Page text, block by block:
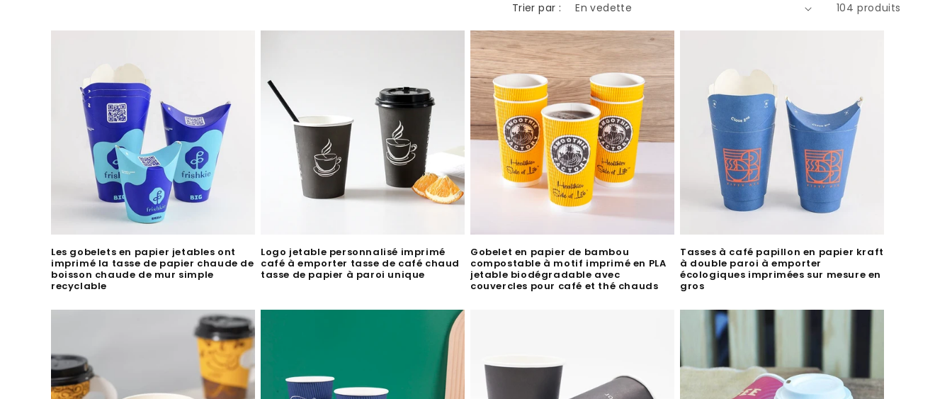
c
Trier par : 104 produits
Les gobelets en papier jetables ont
imprimé la tasse de papier chaude de
boisson chaude de mur simple
recyclable
Logo jetable personnalisé imprimé
café à emporter tasse de café chaud
tasse de papier à paroi unique
Gobelet en papier de bambou
compostable à motif imprimé en PLA
jetable biodégradable avec
couvercles pour café et thé chauds
Tasses à café papillon en papier kraft
à double paroi à emporter
écologiques imprimées sur mesure en
gros